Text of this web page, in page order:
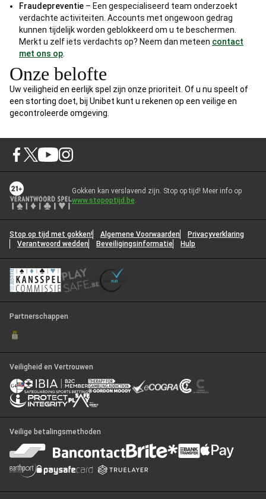
Fraudepreventie – Een gespecialiseerd team onderzoekt
verdachte activiteiten. Accounts met ongewoon gedrag
kunnen tijdelijk worden geblokkeerd om u te beschermen.
Merkt u zelf iets verdachts op? Neem dan meteen contact
met ons op
Onze belofte
Uw veiligheid en eerlijk spel zijn onze prioriteit. Of u nu speelt of
een storting doet, bij Unibet kunt u rekenen op een veilige en
gecontroleerde omgeving.
Gokken kan verslavend zijn. Stop op tijd! Meer info op
www.stopoptijd.be.
Stop op tijd met gokken! Algemene Voorwaarden
Privacyverklaring
Verantwoord wedden
Beveiligingsinformatie Hulp
Partnerschappen
Veiligheid en Vertrouwen
Veilige betalingsmethoden